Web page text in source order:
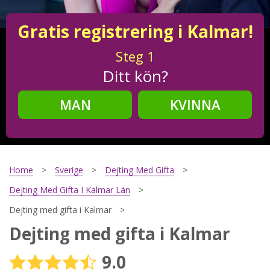
Gratis registrering i Kalmar!
Steg 1
Ditt kön?
MAN
KVINNA
Steg2
Steg
Din mailadress?
Home Sverige
Dejting Med Gifta
Dejting Med Gifta I Kalmar Län
Dejting med gifta i Kalmar
Dejting med gifta i Kalmar
9.0